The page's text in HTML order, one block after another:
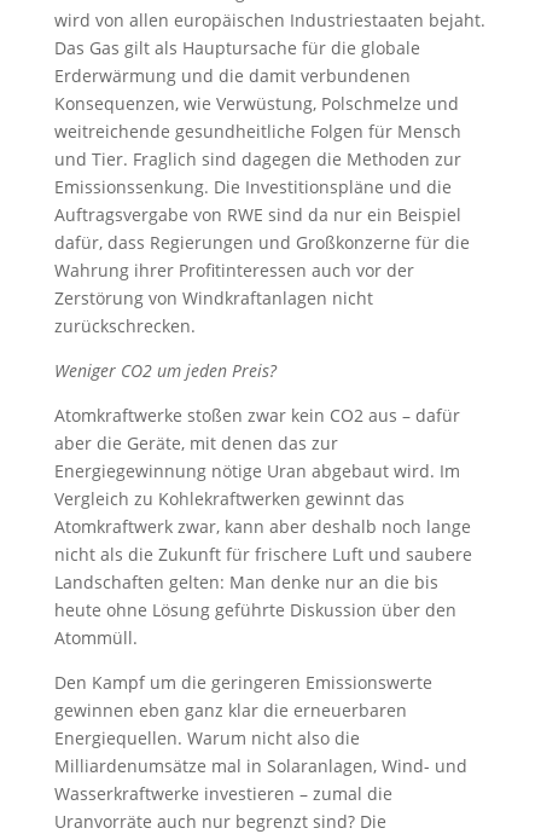
wird von allen europäischen Industriestaaten bejaht.
Das Gas gilt als Hauptursache für die globale
Erderwärmung und die damit verbundenen
Konsequenzen, wie Verwüstung, Polschmelze und
weitreichende gesundheitliche Folgen für Mensch
und Tier. Fraglich sind dagegen die Methoden zur
Emissionssenkung. Die Investitionspläne und die
Auftragsvergabe von RWE sind da nur ein Beispiel
dafür, dass Regierungen und Großkonzerne für die
Wahrung ihrer Profitinteressen auch vor der
Zerstörung von Windkraftanlagen nicht
zurückschrecken.
Weniger CO2 um jeden Preis?
Atomkraftwerke stoßen zwar kein CO2 aus – dafür
aber die Geräte, mit denen das zur
Energiegewinnung nötige Uran abgebaut wird. Im
Vergleich zu Kohlekraftwerken gewinnt das
Atomkraftwerk zwar, kann aber deshalb noch lange
nicht als die Zukunft für frischere Luft und saubere
Landschaften gelten: Man denke nur an die bis
heute ohne Lösung geführte Diskussion über den
Atommüll.
Den Kampf um die geringeren Emissionswerte
gewinnen eben ganz klar die erneuerbaren
Energiequellen. Warum nicht also die
Milliardenumsätze mal in Solaranlagen, Wind- und
Wasserkraftwerke investieren – zumal die
Uranvorräte auch nur begrenzt sind? Die